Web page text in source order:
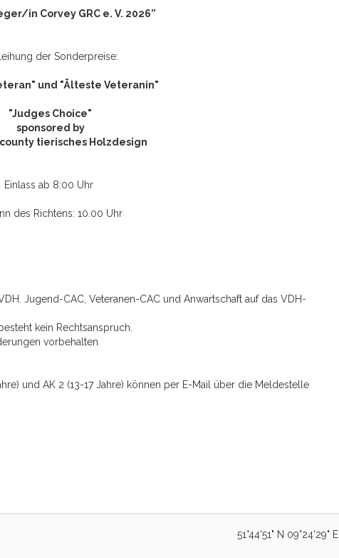
in Corvey GRC e. V. 2026”
der Sonderpreise:
und "Älteste Veteranin"
"Judges Choice"
sponsored by
tierisches Holzdesign
Einlass ab 8:00 Uhr
des Richtens: 10.00 Uhr
Jugend-CAC, Veteranen-CAC und Anwartschaft auf das VDH-
kein Rechtsanspruch.
vorbehalten
und AK 2 (13-17 Jahre) können per E-Mail über die Meldestelle
51°44'51" N 09°24'29" E